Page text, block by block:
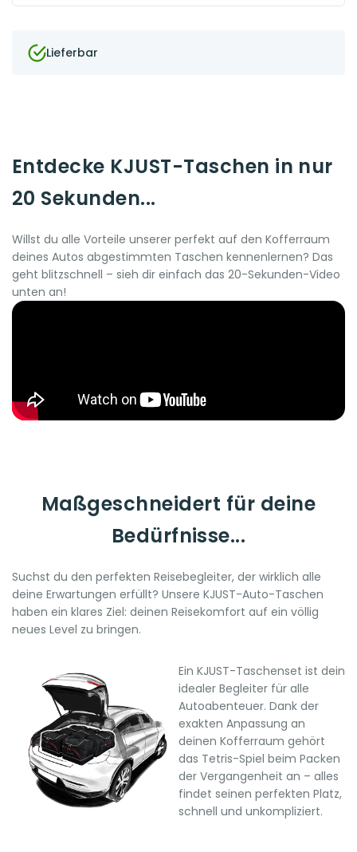
Lieferbar
Entdecke KJUST-Taschen in nur
20 Sekunden...
Willst du alle Vorteile unserer perfekt auf den Kofferraum
deines Autos abgestimmten Taschen kennenlernen? Das
geht blitzschnell – sieh dir einfach das 20-Sekunden-Video
unten an!
Maßgeschneidert für deine
Bedürfnisse...
Suchst du den perfekten Reisebegleiter, der wirklich alle
deine Erwartungen erfüllt? Unsere KJUST-Auto-Taschen
haben ein klares Ziel: deinen Reisekomfort auf ein völlig
neues Level zu bringen.
Ein KJUST-Taschenset ist dein
idealer Begleiter für alle
Autoabenteuer. Dank der
exakten Anpassung an
deinen Kofferraum gehört
das Tetris-Spiel beim Packen
der Vergangenheit an – alles
findet seinen perfekten Platz,
schnell und unkompliziert.